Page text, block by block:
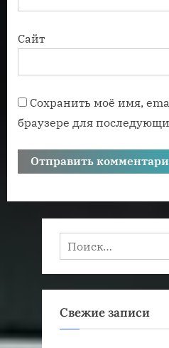
Сайт
Сохранить моё имя,
браузере для
Найти:
Свежие записи